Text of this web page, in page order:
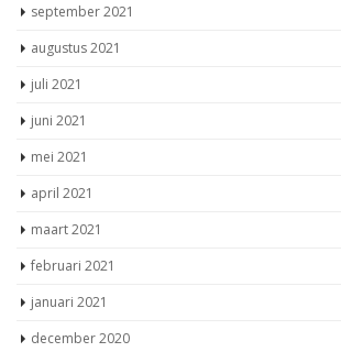
september 2021
augustus 2021
juli 2021
juni 2021
mei 2021
april 2021
maart 2021
februari 2021
januari 2021
december 2020